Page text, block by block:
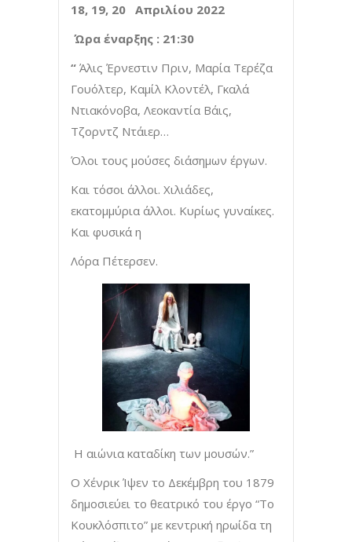
18, 19, 20 Απριλίου 2022
Ώρα έναρξης : 21:30
“ Άλις Έρνεστιν Πριν, Μαρία Τερέζα
Γουόλτερ, Καμίλ Κλοντέλ, Γκαλά
Ντιακόνοβα, Λεοκαντία Βάις,
Τζορντζ Ντάιερ…
Όλοι τους μούσες διάσημων έργων.
Και τόσοι άλλοι. Χιλιάδες,
εκατομμύρια άλλοι. Κυρίως γυναίκες.
Και φυσικά η
Λόρα Πέτερσεν.
Η αιώνια καταδίκη των μουσών.”
Ο Χένρικ Ίψεν το Δεκέμβρη του 1879
δημοσιεύει το θεατρικό του έργο “Το
Κουκλόσπιτο” με κεντρική ηρωίδα τη